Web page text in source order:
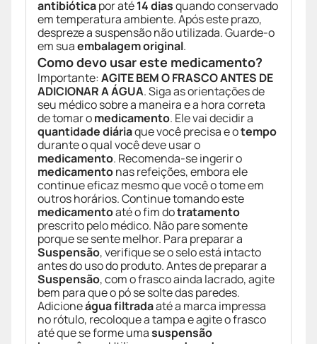
antibióticapor até14 diasquando conservado
em temperatura ambiente. Após este prazo,
despreze a suspensão não utilizada. Guarde-o
em suaembalagem original.
Como devo usar este medicamento?
Importante:AGITE BEM O FRASCO ANTES DE
ADICIONAR A ÁGUA. Siga as orientações de
seu médico sobre a maneira e a hora correta
de tomar omedicamento. Ele vai decidir a
quantidade diáriaque você precisa e otempo
durante o qual você deve usar o
medicamento. Recomenda-se ingerir o
medicamentonas refeições, embora ele
continue eficaz mesmo que você o tome em
outros horários. Continue tomando este
medicamentoaté o fim dotratamento
prescrito pelo médico. Não pare somente
porque se sente melhor. Para preparar a
Suspensão, verifique se o selo está intacto
antes do uso do produto. Antes de preparar a
Suspensão, com o frasco ainda lacrado, agite
bem para que o pó se solte das paredes.
Adicioneágua filtradaaté a marca impressa
no rótulo, recoloque a tampa e agite o frasco
até que se forme umasuspensão